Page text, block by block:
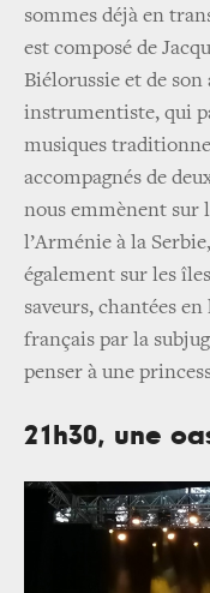
sommes déjà en
est composé de
Biélorussie et de
instrumentiste, qui
musiques
accompagnés de
nous emmènent sur
l’Arménie à la
également sur les
saveurs, chantées
français par la
penser à une
21h30, une